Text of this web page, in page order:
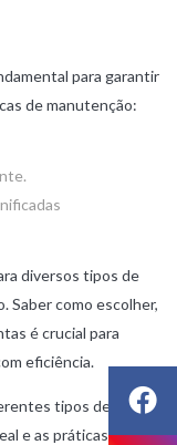
para garantir
de manutenção:
diversos tipos de
Saber como escolher,
é crucial para
eficiência.
tipos de
e as práticas de